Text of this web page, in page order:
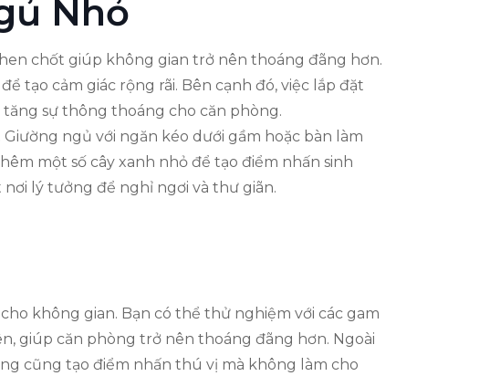
Nhỏ
chốt giúp không gian trở nên thoáng đãng hơn.
tạo cảm giác rộng rãi. Bên cạnh đó, việc lắp đặt
sự thông thoáng cho căn phòng.
ngủ với ngăn kéo dưới gầm hoặc bàn làm
một số cây xanh nhỏ để tạo điểm nhấn sinh
lý tưởng để nghỉ ngơi và thư giãn.
không gian. Bạn có thể thử nghiệm với các gam
giúp căn phòng trở nên thoáng đãng hơn. Ngoài
cũng tạo điểm nhấn thú vị mà không làm cho